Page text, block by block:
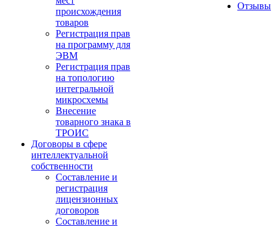
происхождения
товаров
Регистрация прав
на программу для
ЭВМ
Регистрация прав
на топологию
интегральной
микросхемы
Внесение
товарного знака в
ТРОИС
Договоры в сфере
интеллектуальной
собственности
Составление и
регистрация
лицензионных
договоров
Составление и
Отзывы